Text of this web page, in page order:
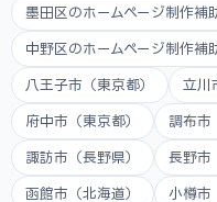
墨田区のホームページ制作
中野区のホームページ制作
八王子市（東京都） 立川
府中市（東京都） 調布市
諏訪市（長野県） 長野市
函館市（北海道） 小樽市